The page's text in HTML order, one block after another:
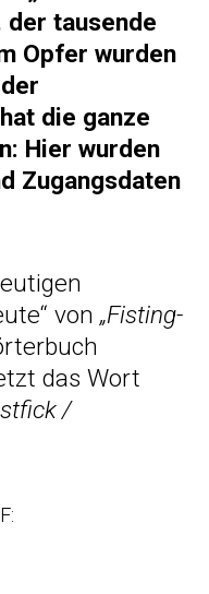
der tausende
Opfer wurden
die ganze
Hier wurden
Zugangsdaten
von „Fisting-
das Wort
/